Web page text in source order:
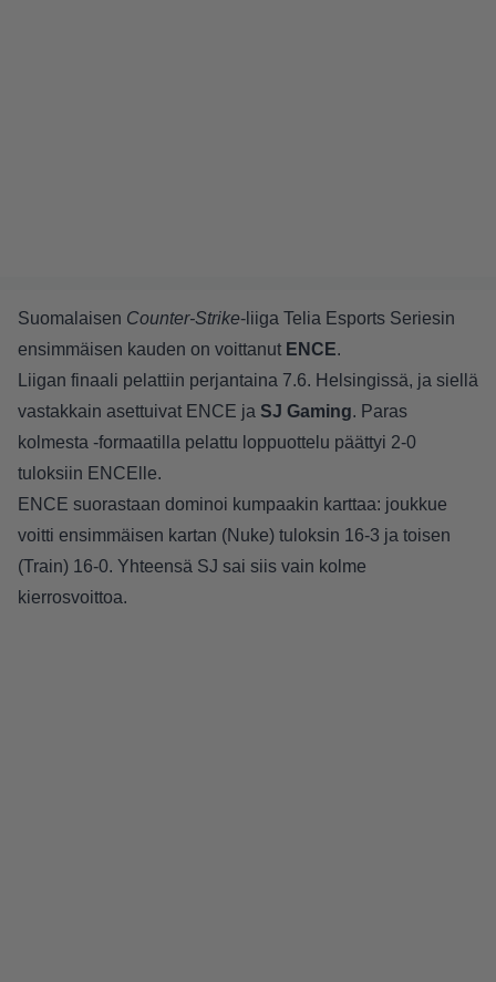
Suomalaisen Counter-Strike-liiga Telia Esports Seriesin
ensimmäisen kauden on voittanut ENCE.
Liigan finaali pelattiin perjantaina 7.6. Helsingissä, ja siellä
vastakkain asettuivat ENCE ja SJ Gaming. Paras
kolmesta -formaatilla pelattu loppuottelu päättyi 2-0
tuloksiin ENCElle.
ENCE suorastaan dominoi kumpaakin karttaa: joukkue
voitti ensimmäisen kartan (Nuke) tuloksin 16-3 ja toisen
(Train) 16-0. Yhteensä SJ sai siis vain kolme
kierrosvoittoa.